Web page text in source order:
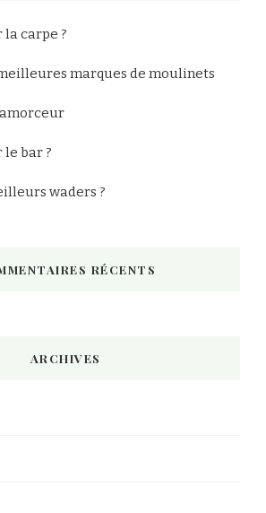
carpe ?
marques de moulinets
le bar ?
waders ?
RÉCENTS
ARCHIVES